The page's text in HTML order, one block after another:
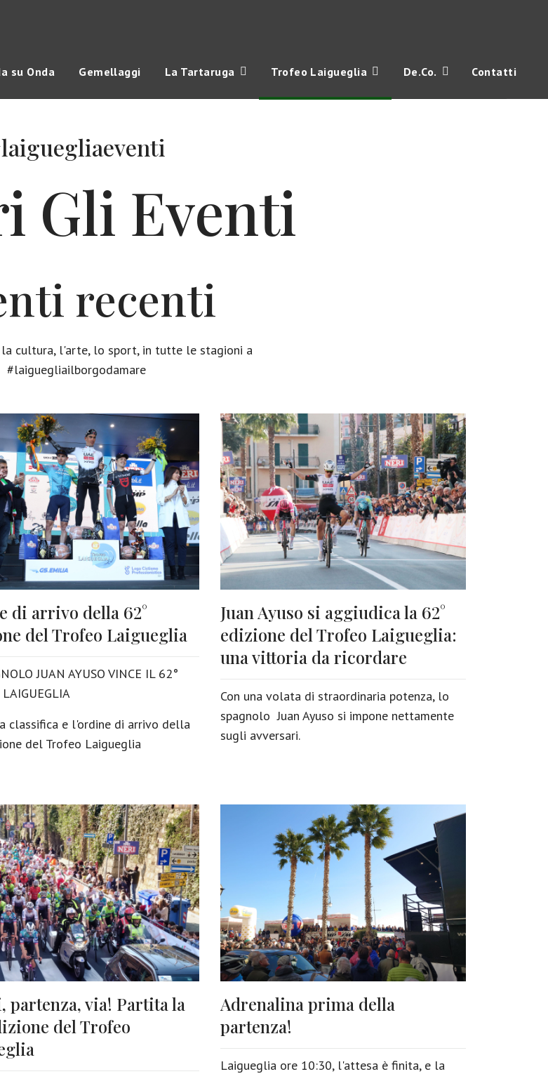
su Onda Gemellaggi La Tartaruga Trofeo Laigueglia De.Co. Contatti
Gli Eventi
recenti
la cultura, l'arte, lo sport, in tutte le stagioni a
#laiguegliailborgodamare
di arrivo della 62°
del Trofeo Laigueglia
JUAN AYUSO VINCE IL 62°
LAIGUEGLIA
classifica e l'ordine di arrivo della
del Trofeo Laigueglia
Juan Ayuso si aggiudica la 62°
edizione del Trofeo Laigueglia:
una vittoria da ricordare
Con una volata di straordinaria potenza, lo
spagnolo Juan Ayuso si impone nettamente
sugli avversari.
partenza, via! Partita la
del Trofeo
Adrenalina prima della
partenza!
Laigueglia ore 10:30, l'attesa è finita, e la